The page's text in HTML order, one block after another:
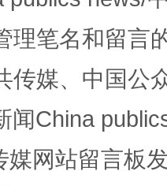
作
理笔名和留言
传媒、中国公
闻China
媒网站留言板